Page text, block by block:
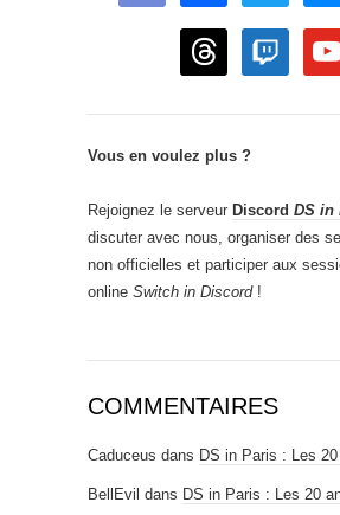
threads twitch
Vous en voulez plus ?
Rejoignez le serveur Discord DS in
discuter avec nous, organiser des
non officielles et participer aux
online Switch in Discord!
COMMENTAIRES
Caduceus dans DS in Paris : Les
BellEvil dans DS in Paris : Les 20